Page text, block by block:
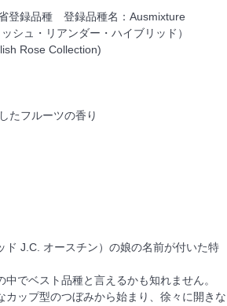
登録品種 登録品種名：Ausmixture
シュ・リアンダー・ハイブリッド）
Rose Collection)
たフルーツの香り
J.C. オースチン）の娘の名前が付いた特
でベスト品種と言えるかも知れません。
ップ型のつぼみから始まり、徐々に開きな